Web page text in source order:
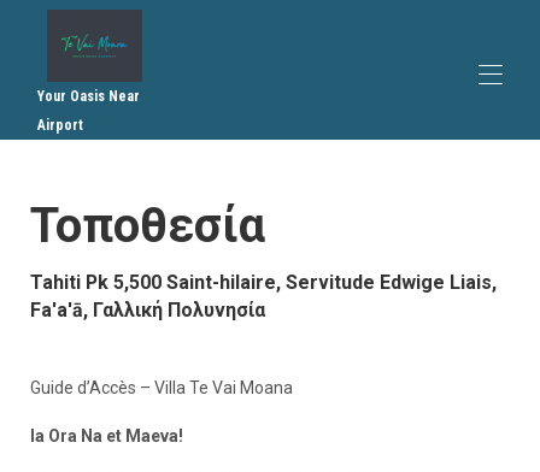
Your Oasis Near
Airport
Υπνοδωματίων στην Ταϊτή - Πισίνα, Κήπος & Κοντά
στο Α...
υπνοδωμάτια, πισίνα, θέα στον ωκεανό, κοντά στο
αεροδ...
Sea View Tahiti Faa'a - Ενοικίαση κοντά στο
αεροδρόμιο και την πόλη Faa'a
Άνεση
Τοποθεσία
Tahiti Pk 5,500 Saint-hilaire, Servitude Edwige Liais,
Fa'a'ā, Γαλλική Πολυνησία
Guide d’Accès – Villa Te Vai Moana
Ia Ora Na et Maeva!